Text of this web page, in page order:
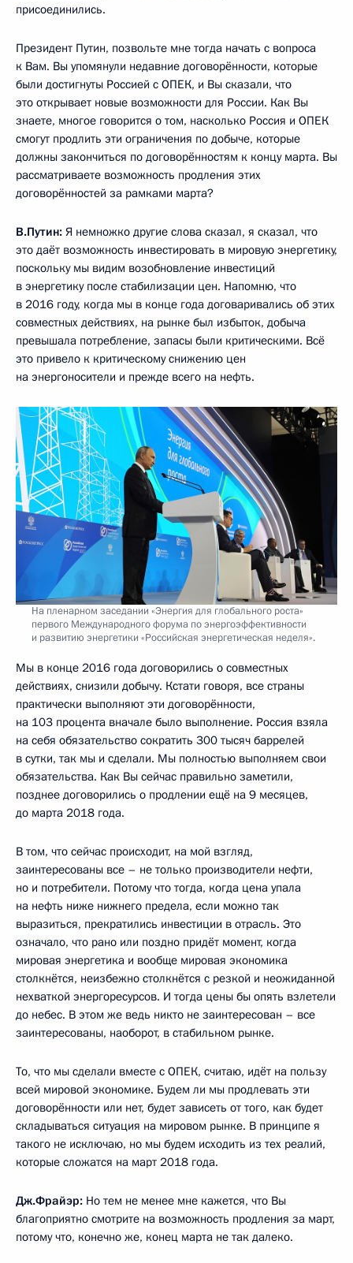
присоединились.
Президент Путин, позвольте мне тогда начать с вопроса
к Вам. Вы упомянули недавние договорённости, которые
были достигнуты Россией с ОПЕК, и Вы сказали, что
это открывает новые возможности для России. Как Вы
знаете, многое говорится о том, насколько Россия и ОПЕК
смогут продлить эти ограничения по добыче, которые
должны закончиться по договорённостям к концу марта. Вы
рассматриваете возможность продления этих
договорённостей за рамками марта?
В.Путин: Я немножко другие слова сказал, я сказал, что
это даёт возможность инвестировать в мировую энергетику,
поскольку мы видим возобновление инвестиций
в энергетику после стабилизации цен. Напомню, что
в 2016 году, когда мы в конце года договаривались об этих
совместных действиях, на рынке был избыток, добыча
превышала потребление, запасы были критическими. Всё
это привело к критическому снижению цен
на энергоносители и прежде всего на нефть.
На пленарном заседании «Энергия для глобального роста»
первого Международного форума по энергоэффективности
и развитию энергетики «Российская энергетическая неделя».
Мы в конце 2016 года договорились о совместных
действиях, снизили добычу. Кстати говоря, все страны
практически выполняют эти договорённости,
на 103 процента вначале было выполнение. Россия взяла
на себя обязательство сократить 300 тысяч баррелей
в сутки, так мы и сделали. Мы полностью выполняем свои
обязательства. Как Вы сейчас правильно заметили,
позднее договорились о продлении ещё на 9 месяцев,
до марта 2018 года.
В том, что сейчас происходит, на мой взгляд,
заинтересованы все – не только производители нефти,
но и потребители. Потому что тогда, когда цена упала
на нефть ниже нижнего предела, если можно так
выразиться, прекратились инвестиции в отрасль. Это
означало, что рано или поздно придёт момент, когда
мировая энергетика и вообще мировая экономика
столкнётся, неизбежно столкнётся с резкой и неожиданной
нехваткой энергоресурсов. И тогда цены бы опять взлетели
до небес. В этом же ведь никто не заинтересован – все
заинтересованы, наоборот, в стабильном рынке.
То, что мы сделали вместе с ОПЕК, считаю, идёт на пользу
всей мировой экономике. Будем ли мы продлевать эти
договорённости или нет, будет зависеть от того, как будет
складываться ситуация на мировом рынке. В принципе я
такого не исключаю, но мы будем исходить из тех реалий,
которые сложатся на март 2018 года.
Дж.Фрайэр: Но тем не менее мне кажется, что Вы
благоприятно смотрите на возможность продления за март,
потому что, конечно же, конец марта не так далеко.